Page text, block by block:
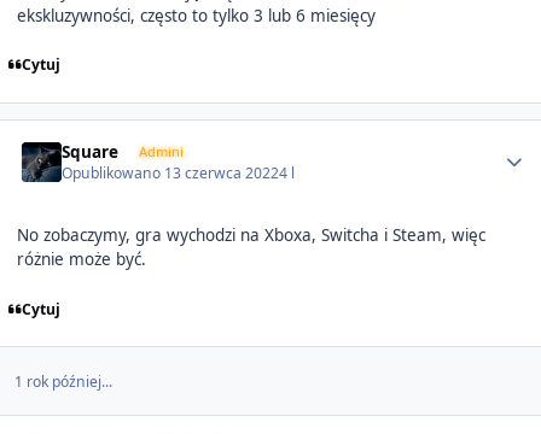
ekskluzywności, często to tylko 3 lub 6 miesięcy
Cytuj
Square Admini
Opublikowano 13 czerwca 20224 l
No zobaczymy, gra wychodzi na Xboxa, Switcha i Steam, więc
różnie może być.
Cytuj
1 rok później...